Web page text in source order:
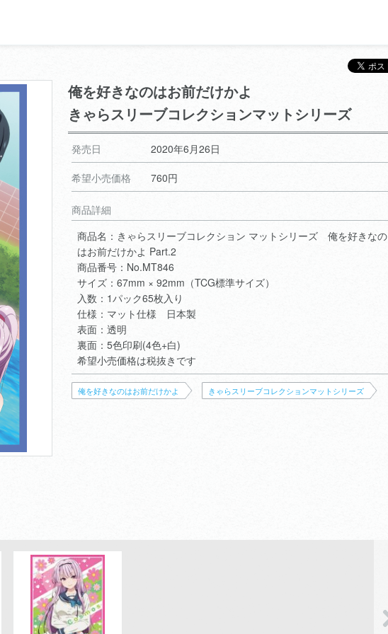
俺を好きなのはお前だけかよ
きゃらスリーブコレクションマットシリーズ
発売日 2020年6月26日
希望小売価格 760円
商品詳細
商品名：きゃらスリーブコレクション マットシリーズ 俺を好きなの
はお前だけかよ Part.2
商品番号：No.MT846
サイズ：67mm × 92mm（TCG標準サイズ）
入数：1パック65枚入り
仕様：マット仕様 日本製
表面：透明
裏面：5色印刷(4色+白)
希望小売価格は税抜きです
俺を好きなのはお前だけかよ きゃらスリーブコレクションマットシリーズ